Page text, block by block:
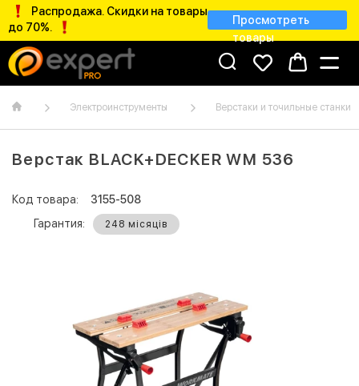
Распродажа. Скидки на товары
до 70%.
Просмотреть
товары
Электроинструменты Верстаки и точильные станки
Верстак BLACK+DECKER WM 536
Код товара:
3155-508
Гарантия:
248 місяців